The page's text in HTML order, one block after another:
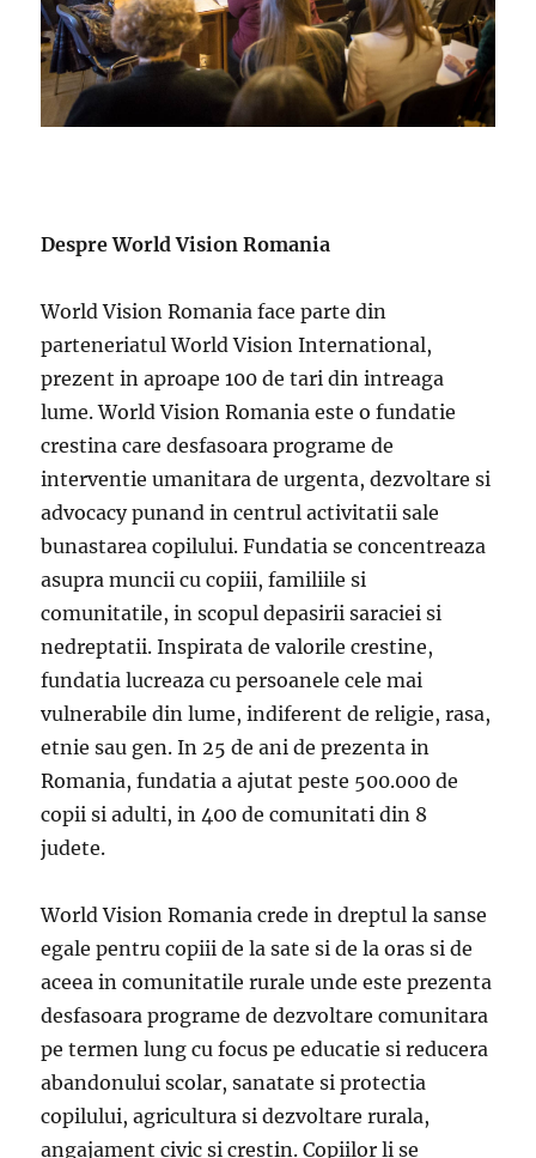
Despre World Vision Romania
World Vision Romania face parte din
parteneriatul World Vision International,
prezent in aproape 100 de tari din intreaga
lume. World Vision Romania este o fundatie
crestina care desfasoara programe de
interventie umanitara de urgenta, dezvoltare si
advocacy punand in centrul activitatii sale
bunastarea copilului. Fundatia se concentreaza
asupra muncii cu copiii, familiile si
comunitatile, in scopul depasirii saraciei si
nedreptatii. Inspirata de valorile crestine,
fundatia lucreaza cu persoanele cele mai
vulnerabile din lume, indiferent de religie, rasa,
etnie sau gen. In 25 de ani de prezenta in
Romania, fundatia a ajutat peste 500.000 de
copii si adulti, in 400 de comunitati din 8
judete.
World Vision Romania crede in dreptul la sanse
egale pentru copiii de la sate si de la oras si de
aceea in comunitatile rurale unde este prezenta
desfasoara programe de dezvoltare comunitara
pe termen lung cu focus pe educatie si reducera
abandonului scolar, sanatate si protectia
copilului, agricultura si dezvoltare rurala,
angajament civic si crestin. Copiilor li se